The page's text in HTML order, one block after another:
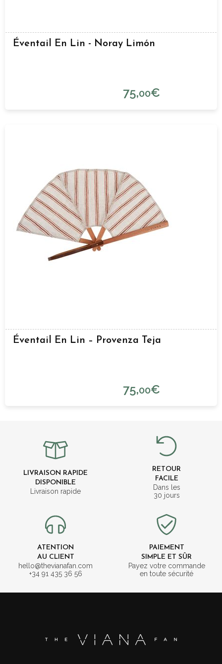
Éventail En Lin - Noray Limón
75,00€
Éventail En Lin – Provenza Teja
75,00€
LIVRAISON RAPIDE
DISPONIBLE
Livraison rapide
RETOUR
FACILE
Dans les
30 jours
ATENTION
AU CLIENT
hello@thevianafan.com
+34 91 435 36 56
PAIEMENT
SIMPLE ET SÛR
Payez votre commande
en toute sécurité